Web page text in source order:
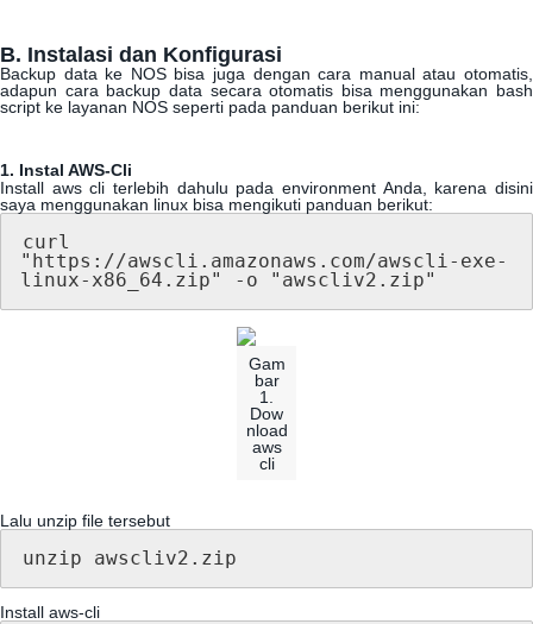
B. Instalasi dan Konfigurasi
Backup data ke NOS bisa juga dengan cara manual atau otomatis
adapun cara backup data secara otomatis bisa menggunakan bash
script ke layanan NOS seperti pada panduan berikut ini:
1. Instal AWS-Cli
Install aws cli terlebih dahulu pada environment Anda karena disini
saya menggunakan linux bisa mengikuti panduan berikut:
curl
" https : //awscli . amazonaws . com/awscli- exe-
linux- x86_64 . zip" - o " awscliv2 . zip"
Gam
bar
1
Dow
nload
aws
cli
Lalu unzip file tersebut
unzip awscliv2 . zip
Install aws-cli